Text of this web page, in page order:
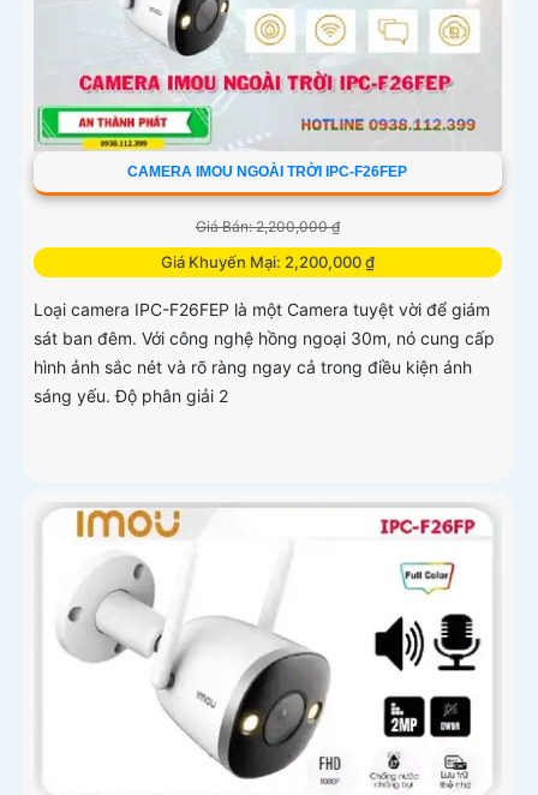
CAMERA IMOU NGOÀI TRỜI IPC-F26FEP
Giá Bán: 2,200,000 ₫
Giá Khuyến Mại: 2,200,000 ₫
Loại camera IPC-F26FEP là một Camera tuyệt vời để giám
sát ban đêm. Với công nghệ hồng ngoại 30m, nó cung cấp
hình ảnh sắc nét và rõ ràng ngay cả trong điều kiện ánh
sáng yếu. Độ phân giải 2